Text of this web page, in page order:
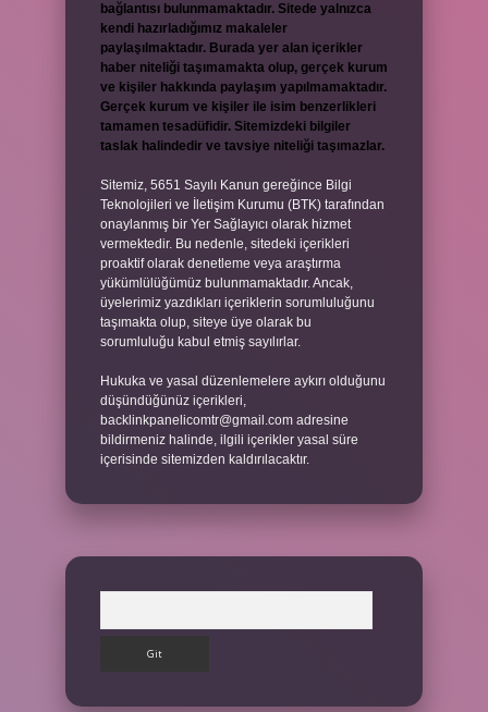
bağlantısı bulunmamaktadır. Sitede yalnızca
kendi hazırladığımız makaleler
paylaşılmaktadır. Burada yer alan içerikler
haber niteliği taşımamakta olup, gerçek kurum
ve kişiler hakkında paylaşım yapılmamaktadır.
Gerçek kurum ve kişiler ile isim benzerlikleri
tamamen tesadüfidir. Sitemizdeki bilgiler
taslak halindedir ve tavsiye niteliği taşımazlar.
Sitemiz, 5651 Sayılı Kanun gereğince Bilgi
Teknolojileri ve İletişim Kurumu (BTK) tarafından
onaylanmış bir Yer Sağlayıcı olarak hizmet
vermektedir. Bu nedenle, sitedeki içerikleri
proaktif olarak denetleme veya araştırma
yükümlülüğümüz bulunmamaktadır. Ancak,
üyelerimiz yazdıkları içeriklerin sorumluluğunu
taşımakta olup, siteye üye olarak bu
sorumluluğu kabul etmiş sayılırlar.
Hukuka ve yasal düzenlemelere aykırı olduğunu
düşündüğünüz içerikleri,
backlinkpanelicomtr@gmail.com adresine
bildirmeniz halinde, ilgili içerikler yasal süre
içerisinde sitemizden kaldırılacaktır.